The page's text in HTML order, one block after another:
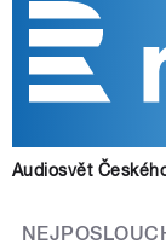
Audiosvět